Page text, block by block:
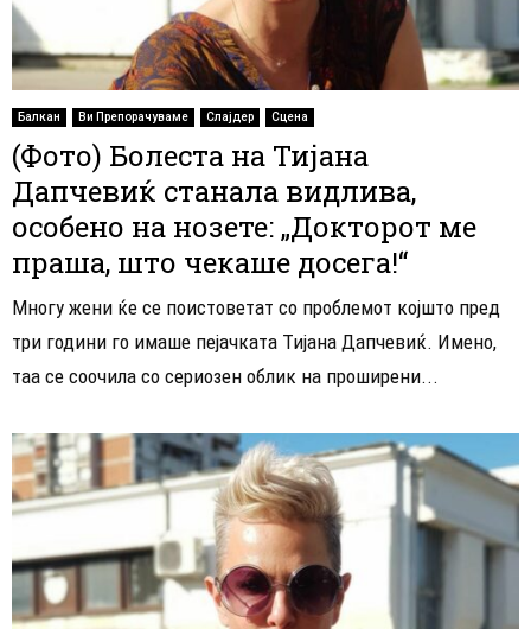
Балкан Ви Препорачуваме Слајдер Сцена
(Фото) Болеста на Тијана
Дапчевиќ станала видлива,
особено на нозете: „Докторот ме
праша, што чекаше досега!“
Многу жени ќе се поистоветат со проблемот којшто пред
три години го имаше пејачката Тијана Дапчевиќ. Имено,
таа се соочила со сериозен облик на проширени...